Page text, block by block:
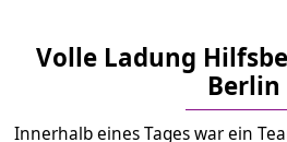
Volle Ladung
Berlin
Innerhalb eines Tages war ein